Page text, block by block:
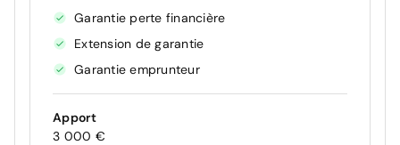
Garantie perte financière
Extension de garantie
Garantie emprunteur
Apport
3 000 €